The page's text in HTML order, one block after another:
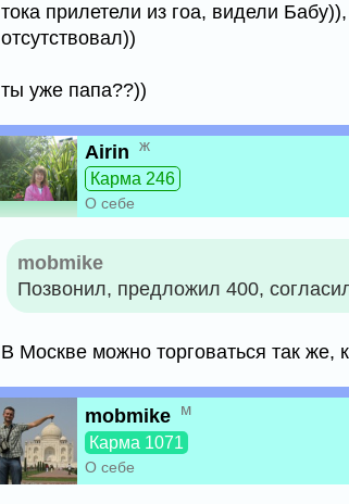
тока прилетели из гоа, видели
отсутствовал))
ты уже папа??))
Airin ж
Карма 246
О себе
mobmike
Позвонил, предложил 400,
В Москве можно торговаться так же,
mobmike м
Карма 1071
О себе